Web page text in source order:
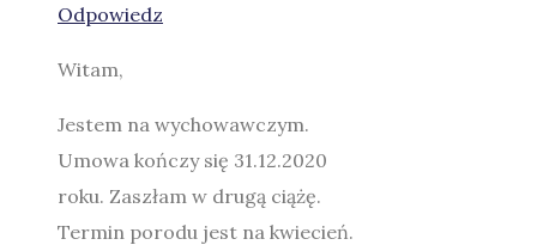
Odpowiedz
Witam,
Jestem na wychowawczym.
Umowa kończy się 31.12.2020
roku. Zaszłam w drugą ciążę.
Termin porodu jest na kwiecień.